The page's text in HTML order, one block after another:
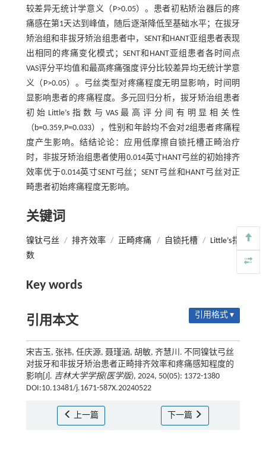
较差异无统计学意义（P>0.05）。患者初粘矫治器后的疼
痛感在第1天达到峰值，随后逐渐降低至基础水平；在拔牙
矫治组和非拔牙矫治组患者中，SENT和HANT亚组患者表现
出相同的疼痛变化模式；SENT和HANT亚组患者各时间点
VAS评分平均值和最高疼痛强度评分比较差异均无统计学意
义（P>0.05）。弓丝类型对疼痛程度无明显影响，时间明
显影响患者的疼痛程度。多元回归分析，拔牙矫治组患者
初始Little’s指数与VAS最高评分间有明显相关性
（b=0.359,P=0.033），性别和年龄均不会对2组患者疼痛程
度产生影响。结结论论：应用低摩擦自锁托槽正畸治疗
时，非拔牙矫治组患者使用0.014英寸HANT弓丝的初始排齐
效率优于0.014英寸SENT弓丝；SENT弓丝和HANT弓丝对正
畸患者初始疼痛程度无影响。
关键词
镍钛弓丝 / 排齐效率 / 正畸疼痛 / 自锁托槽 / Little’s指
数
Key words
引用本文 引用格式 ▾
宋吉玉, 张祎, 任庆源, 聂瑾涵, 胡敏, 齐慧川. 不同镍钛弓丝
对拔牙和非拔牙矫治患者正畸排齐效率和疼痛感知程度的
影响[J]. 吉林大学学报(医学版), 2024, 50(05): 1372-1380
DOI:10.13481/j.1671-587X.20240522
上一篇 下一篇